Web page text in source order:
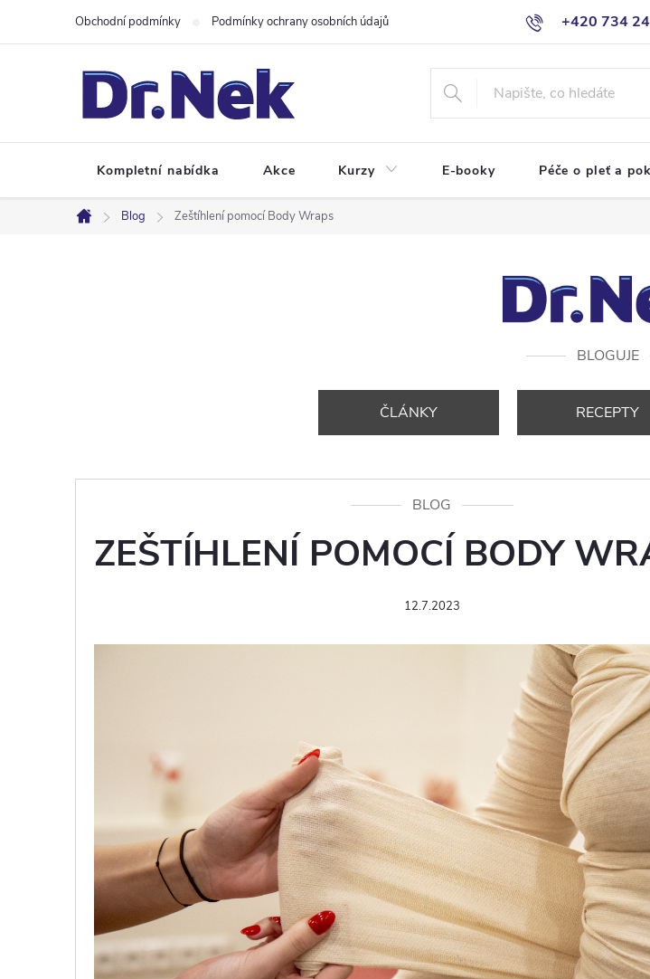
+420 734
Obchodní podmínky Podmínky ochrany osobních údajů
Kompletní nabídka Akce Kurzy E-booky Péče o pleť a
Domů
Blog Zeštíhlení pomocí Body Wraps
BLOGUJE
ČLÁNKY RECEPTY
BLOG
ZEŠTÍHLENÍ POMOCÍ BODY
12.7.2023